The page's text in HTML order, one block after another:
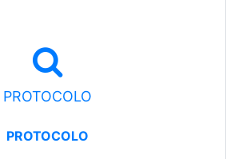
PROTOCOLO
PROTOCOLO